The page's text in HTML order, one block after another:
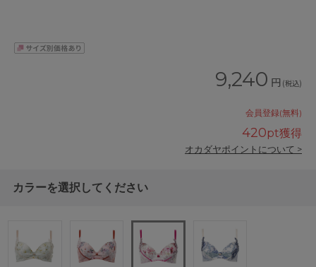
9,240 円 (税込)
会員登録(無料)
420pt獲得
オカダヤポイントについて >
カラーを選択してください